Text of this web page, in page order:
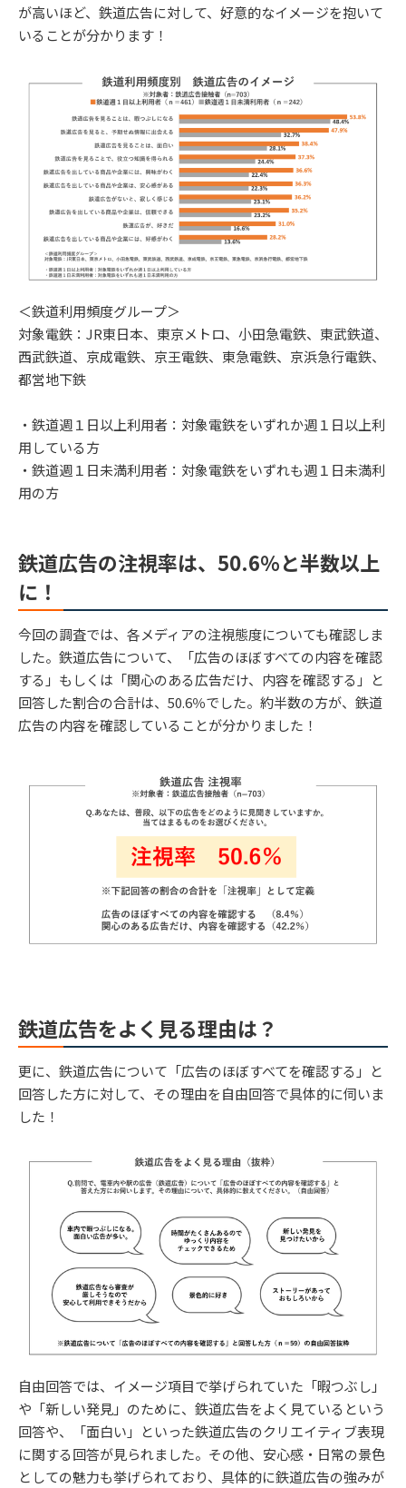
が高いほど、鉄道広告に対して、好意的なイメージを抱いて
いることが分かります！
＜鉄道利用頻度グループ＞
対象電鉄：JR東日本、東京メトロ、小田急電鉄、東武鉄道、
西武鉄道、京成電鉄、京王電鉄、東急電鉄、京浜急行電鉄、
都営地下鉄
・鉄道週１日以上利用者：対象電鉄をいずれか週１日以上利
用している方
・鉄道週１日未満利用者：対象電鉄をいずれも週１日未満利
用の方
鉄道広告の注視率は、50.6％と半数以上
に！
今回の調査では、各メディアの注視態度についても確認しま
した。鉄道広告について、「広告のほぼすべての内容を確認
する」もしくは「関心のある広告だけ、内容を確認する」と
回答した割合の合計は、50.6％でした。約半数の方が、鉄道
広告の内容を確認していることが分かりました！
鉄道広告をよく見る理由は？
更に、鉄道広告について「広告のほぼすべてを確認する」と
回答した方に対して、その理由を自由回答で具体的に伺いま
した！
自由回答では、イメージ項目で挙げられていた「暇つぶし」
や「新しい発見」のために、鉄道広告をよく見ているという
回答や、「面白い」といった鉄道広告のクリエイティブ表現
に関する回答が見られました。その他、安心感・日常の景色
としての魅力も挙げられており、具体的に鉄道広告の強みが